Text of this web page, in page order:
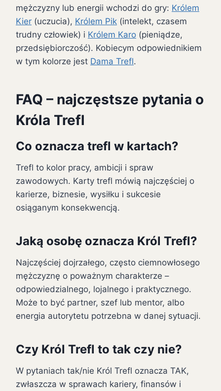
mężczyzny lub energii wchodzi do gry: Królem
Kier (uczucia), Królem Pik (intelekt, czasem
trudny człowiek) i Królem Karo (pieniądze,
przedsiębiorczość). Kobiecym odpowiednikiem
w tym kolorze jest Dama Trefl.
FAQ – najczęstsze pytania o
Króla Trefl
Co oznacza trefl w kartach?
Trefl to kolor pracy, ambicji i spraw
zawodowych. Karty trefl mówią najczęściej o
karierze, biznesie, wysiłku i sukcesie
osiąganym konsekwencją.
Jaką osobę oznacza Król Trefl?
Najczęściej dojrzałego, często ciemnowłosego
mężczyznę o poważnym charakterze –
odpowiedzialnego, lojalnego i praktycznego.
Może to być partner, szef lub mentor, albo
energia autorytetu potrzebna w danej sytuacji.
Czy Król Trefl to tak czy nie?
W pytaniach tak/nie Król Trefl oznacza TAK,
zwłaszcza w sprawach kariery, finansów i